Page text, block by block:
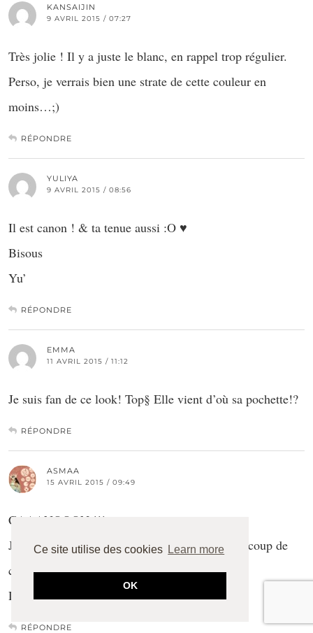
Ce site utilise des cookies Learn more
OK
KANSAIJIN
9 AVRIL 2015 / 07:27
Très jolie ! Il y a juste le blanc, en rappel trop régulier.
Perso, je verrais bien une strate de cette couleur en
moins…;)
RÉPONDRE
YULIYA
9 AVRIL 2015 / 08:56
Il est canon ! & ta tenue aussi :O ♥
Bisous
Yu’
RÉPONDRE
EMMA
11 AVRIL 2015 / 11:12
Je suis fan de ce look! Top§ Elle vient d’où sa pochette!?
RÉPONDRE
ASMAA
15 AVRIL 2015 / 09:49
CAAANOOON !!!
Je découvre ton blog et j’adore tes look ! Gros coup de
coeur pour ta pochette, d’où vient-elle ?
Des bisous
RÉPONDRE